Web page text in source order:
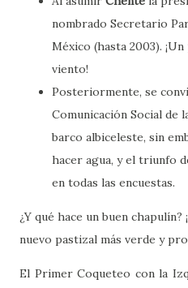
nombrado Secretario
México (hasta 2003).
viento!
Posteriormente, se
Comunicación Social de
barco albiceleste, sin
hacer agua, y el triunfo
en todas las encuestas.
¿Y qué hace un buen
nuevo pastizal más verde y
El Primer Coqueteo con la